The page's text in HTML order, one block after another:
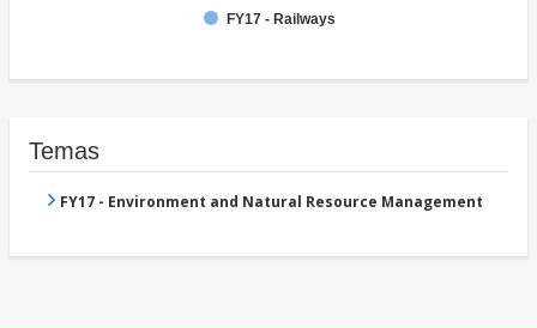
FY17 - Railways
Temas
FY17 - Environment and Natural Resource Management